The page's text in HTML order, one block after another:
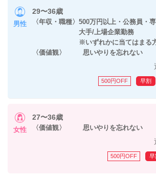
男性
29〜36歳
〈年収・職種〉500万円以上・公務員・専
大手/上場企業勤務
※いずれかに当てはまる
〈価値観〉 思いやりを忘れない
500円OFF 早割
女性
27〜36歳
〈価値観〉 思いやりを忘れない
500円OFF 早